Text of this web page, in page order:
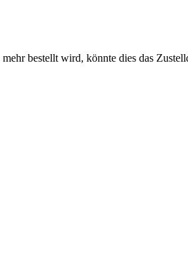
bestellt wird, könnte dies das